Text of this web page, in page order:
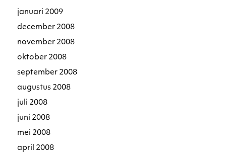
januari 2009
december 2008
november 2008
oktober 2008
september 2008
augustus 2008
juli 2008
juni 2008
mei 2008
april 2008